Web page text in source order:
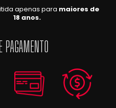
apenas para maiores de
18 anos.
PAGAMENTO